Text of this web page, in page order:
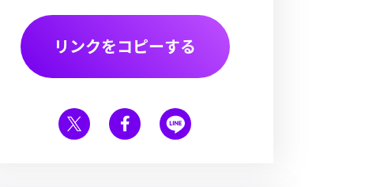
リンクをコピーする